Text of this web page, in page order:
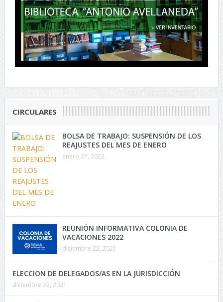
CIRCULARES
BOLSA DE TRABAJO: SUSPENSIÓN DE LOS
REAJUSTES DEL MES DE ENERO
enero 27, 2022
REUNIÓN INFORMATIVA COLONIA DE
VACACIONES 2022
diciembre 22, 2021
ELECCION DE DELEGADOS/AS EN LA JURISDICCIÓN
diciembre 22, 2021